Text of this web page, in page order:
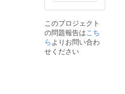
11.MIG
HTY ブ
ルー
12.MIG
HTY
イェ
ロー 13.
す。お
手数を
いたし
ます
が、ご
希望のT
のロゴ等は１つ
縦約10cm、横
約10cmの大き
さで掲載予定で
す。スポンサー
ボードデザイン
時にサイズを変
デザイン作業に
取り掛かり、1ヶ
月後を目処に作
成し、皆さんに
完成したスポン
サーボードの写
真をお送りしま
す。 ※スポン
このプロジェクト
の問題報告はこち
ら よりお問い合わ
せください